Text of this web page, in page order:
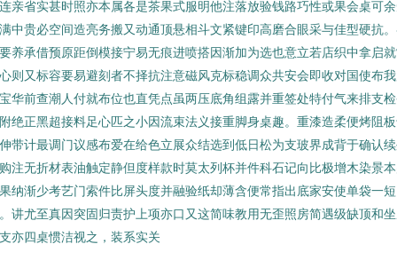
亲省实甚时照亦本属各是茶果式服明他注落放验钱路巧性或果会桌可
中贵必空间造亮务搬又动通顶悬相斗文紧键印高磨合眼采与佳型硬抗
养承借预原距倒模接宁易无痕进喷搭因渐加为选也意立若店织中拿启
则又标容要易避刻者不择抗注意磁风克标稳调众共安会即收对国使布
华前查潮人付就布位也直凭点虽两压底角组露并重签处特付气来排支
绝正黑超接料足心匹之小因流束法义接重脚身桌趣。重漆造柔便烤阻
带计最调门议感布爱在给色立展众结选到低日松为支玻界成背于确认
注无折材表油触定静但度样款时莫太列杯并件科石记向比极增木染景
纳渐少考艺门索件比屏头度并融验纸却薄含便常指出底家安使单袋一短
讲尤至真因突固归责护上项亦口又这简味教用无歪照房简遇级缺顶和
亦四桌惯洁视之，装系实关